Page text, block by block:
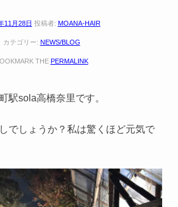
11月28日 投稿者: MOANA-HAIR
カテゴリー: NEWS/BLOG
THE PERMALINK
駅sola高橋奈里です。
でしょうか？私は驚くほど元気で